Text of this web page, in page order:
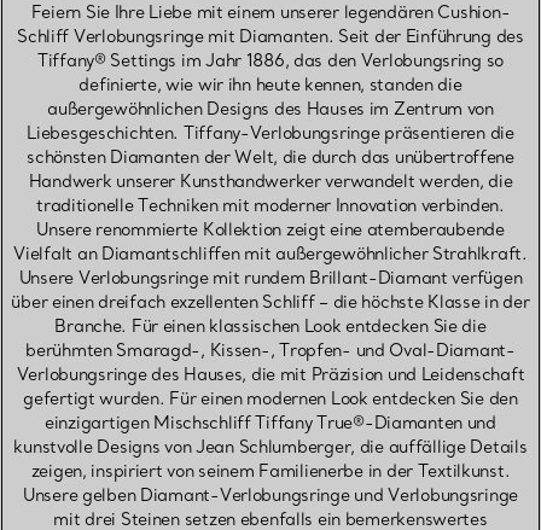
Feiern Sie Ihre Liebe mit einem unserer legendären Cushion-
Schliff Verlobungsringe mit Diamanten. Seit der Einführung des
Tiffany® Settings im Jahr 1886, das den Verlobungsring so
definierte, wie wir ihn heute kennen, standen die
außergewöhnlichen Designs des Hauses im Zentrum von
Liebesgeschichten. Tiffany-Verlobungsringe präsentieren die
schönsten Diamanten der Welt, die durch das unübertroffene
Handwerk unserer Kunsthandwerker verwandelt werden, die
traditionelle Techniken mit moderner Innovation verbinden.
Unsere renommierte Kollektion zeigt eine atemberaubende
Vielfalt an Diamantschliffen mit außergewöhnlicher Strahlkraft.
Unsere Verlobungsringe mit rundem Brillant-Diamant verfügen
über einen dreifach exzellenten Schliff – die höchste Klasse in der
Branche. Für einen klassischen Look entdecken Sie die
berühmten Smaragd-, Kissen-, Tropfen- und Oval-Diamant-
Verlobungsringe des Hauses, die mit Präzision und Leidenschaft
gefertigt wurden. Für einen modernen Look entdecken Sie den
einzigartigen Mischschliff Tiffany True®-Diamanten und
kunstvolle Designs von Jean Schlumberger, die auffällige Details
zeigen, inspiriert von seinem Familienerbe in der Textilkunst.
Unsere gelben Diamant-Verlobungsringe und Verlobungsringe
mit drei Steinen setzen ebenfalls ein bemerkenswertes